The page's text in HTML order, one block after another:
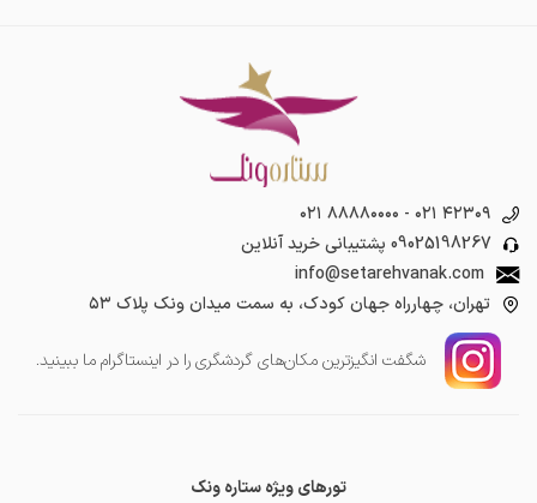
۰۲۱ ۸۸۸۸۰۰۰۰ - ۰۲۱ ۴۲۳۰۹
09025198267 پشتیبانی خرید آنلاین
info@setarehvanak.com
تهران، چهارراه جهان کودک، به سمت میدان ونک پلاک ۵۳
شگفت انگیز‌ترین مکان‌های گردشگری را در اینستاگرام ما ببینید.
تورهای ویژه ستاره ونک